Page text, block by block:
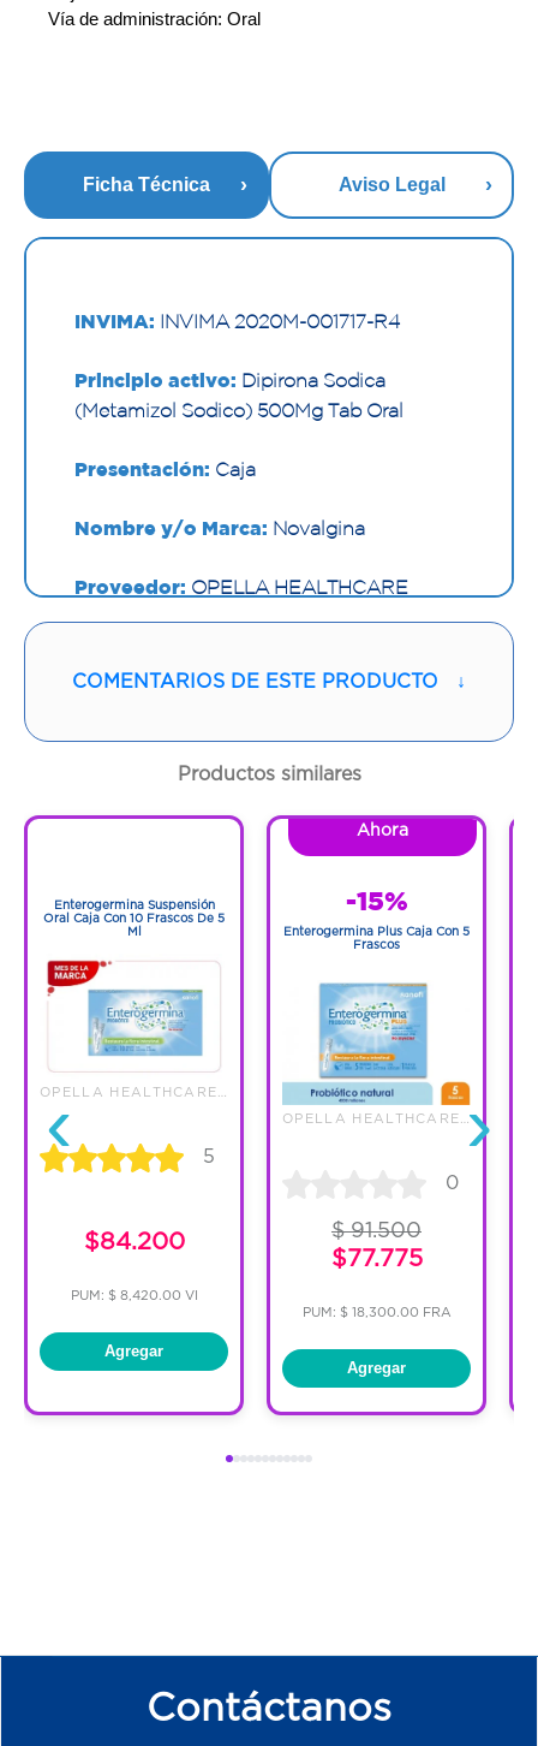
Vía de administración: Oral
Ficha Técnica Aviso Legal
INVIMA: INVIMA 2020M-001717-R4
Principio activo: Dipirona Sodica
(Metamizol Sodico) 500Mg Tab Oral
Presentación: Caja
Nombre y/o Marca: Novalgina
Proveedor: OPELLA HEALTHCARE
COLOMBIA SAS
Vía de administración:ORAL
COMENTARIOS DE ESTE PRODUCTO ↓
Productos similares
‹
Enterogermina Suspensión
Oral Caja Con 10 Frascos De 5
Ml
5
$84.200
PUM: $ 8,420.00 VI
Agregar
Ahora
-15%
Enterogermina Plus Caja Con 5
Frascos
OPELLA HEALTHCARE COLOMBIA SAS
0
$ 91.500
$77.775
PUM: $ 18,300.00 FRA
Agregar
›
Contáctanos